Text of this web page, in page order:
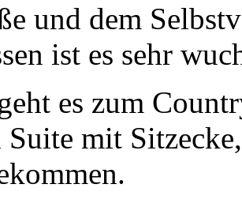
und dem
ist es sehr
es zum
mit